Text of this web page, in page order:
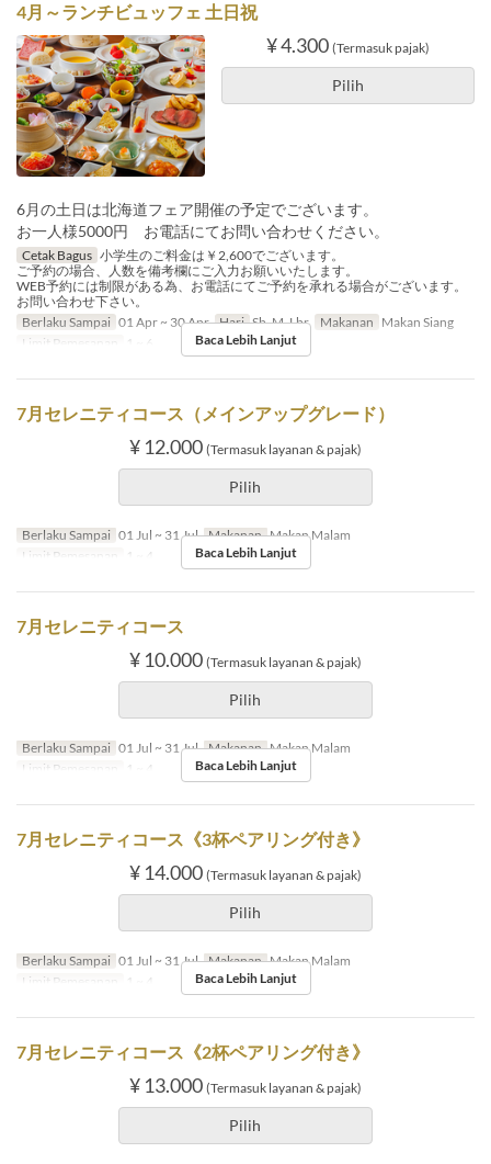
4月～ランチビュッフェ 土日祝
¥ 4.300 (Termasuk pajak)
Pilih
6月の土日は北海道フェア開催の予定でございます。
お一人様5000円 お電話にてお問い合わせください。
Cetak Bagus 小学生のご料金は￥2,600でございます。
ご予約の場合、人数を備考欄にご入力お願いいたします。
WEB予約には制限がある為、お電話にてご予約を承れる場合がございます。
お問い合わせ下さい。
Berlaku Sampai 01 Apr ~ 30 Apr Hari Sb, M, Lbr Makanan Makan Siang
Limit Pemesanan
1 ~ 6 Baca Lebih Lanjut
7月セレニティコース（メインアップグレード）
¥ 12.000 (Termasuk layanan & pajak)
Pilih
Berlaku Sampai 01 Jul ~ 31 Jul Makanan Makan Malam
Limit Pemesanan
1 ~ 4 Baca Lebih Lanjut
7月セレニティコース
¥ 10.000 (Termasuk layanan & pajak)
Pilih
Berlaku Sampai 01 Jul ~ 31 Jul Makanan Makan Malam
Limit Pemesanan
1 ~ 4 Baca Lebih Lanjut
7月セレニティコース《3杯ペアリング付き》
¥ 14.000 (Termasuk layanan & pajak)
Pilih
Berlaku Sampai 01 Jul ~ 31 Jul Makanan Makan Malam
Limit Pemesanan
1 ~ 4 Baca Lebih Lanjut
7月セレニティコース《2杯ペアリング付き》
¥ 13.000 (Termasuk layanan & pajak)
Pilih